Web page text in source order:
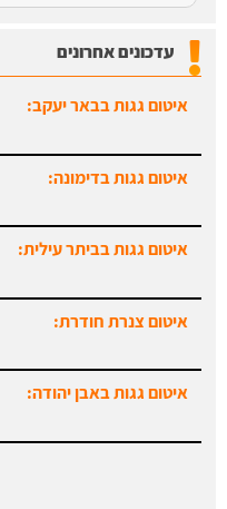
עדכונים אחרונים
איטום גגות בבאר יעקב:
איטום גגות בדימונה:
איטום גגות בביתר עילית:
איטום צנרת חודרת:
איטום גגות באבן יהודה: